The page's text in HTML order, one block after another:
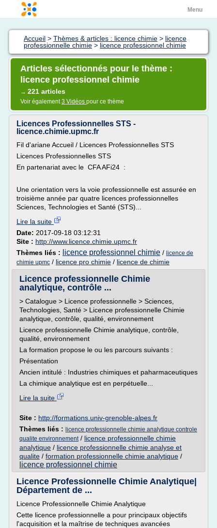
Menu
Accueil > Thèmes & articles : licence chimie > licence
professionnelle chimie > licence professionnel chimie
Articles sélectionnés pour le thème :
licence professionnel chimie
→ 221 articles
Voir également3 Vidéos pour ce thème
Licences Professionnelles STS -
licence.chimie.upmc.fr
Fil d'ariane Accueil / Licences Professionnelles STS
Licences Professionnelles STS
En partenariat avec le CFA AFi24 :
Une orientation vers la voie professionnelle est assurée en
troisième année par quatre licences professionnelles
Sciences, Technologies et Santé (STS)...
Lire la suite
Date: 2017-09-18 03:12:31
Site : http://www.licence.chimie.upmc.fr
Thèmes liés :
licence professionnel chimie / licence de
chimie upmc / licence pro chimie / licence de chimie
Licence professionnelle Chimie
analytique, contrôle ...
> Catalogue > Licence professionnelle > Sciences,
Technologies, Santé > Licence professionnelle Chimie
analytique, contrôle, qualité, environnement
Licence professionnelle Chimie analytique, contrôle,
qualité, environnement
La formation propose le ou les parcours suivants :
Présentation
Ancien intitulé : Industries chimiques et paharmaceutiques
La chimique analytique est en perpétuelle...
Lire la suite
Site : http://formations.univ-grenoble-alpes.fr
Thèmes liés : licence professionnelle chimie analytique controle
qualite environnement/ licence professionnelle chimie
analytique / licence professionnelle chimie analyse et
qualite / formation professionnelle chimie analytique /
licence professionnel chimie
Licence Professionnelle Chimie Analytique|
Département de ...
Licence Professionnelle Chimie Analytique
Cette licence professionnelle a pour principaux objectifs
l'acquisition et la maîtrise de techniques avancées